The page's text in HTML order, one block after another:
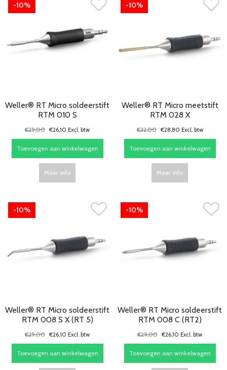
-10%
Weller® RT Micro soldeerstift
RTM 010 S
€29,00 €26,10 Excl. btw
Toevoegen aan winkelwagen
Meer info
-10%
Weller® RT Micro meetstift
RTM 028 X
€32,00 €28,80 Excl. btw
Toevoegen aan winkelwagen
Meer info
-10%
Weller® RT Micro soldeerstift
RTM 008 S X (RT 5)
€29,00 €26,10 Excl. btw
Toevoegen aan winkelwagen
-10%
Weller® RT Micro soldeerstift
RTM 008 C (RT2)
€29,00 €26,10 Excl. btw
Toevoegen aan winkelwagen